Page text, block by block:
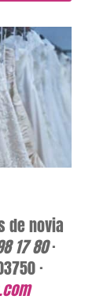
de novia
17 80·
·